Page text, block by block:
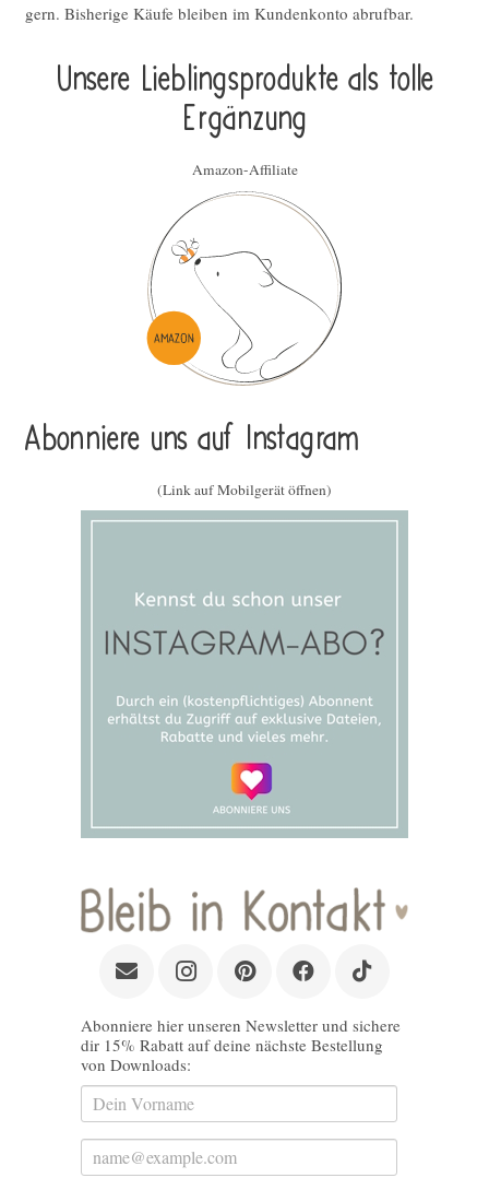
gern. Bisherige Käufe bleiben im Kundenkonto abrufbar.
Unsere Lieblings­pro­duk­te als tolle
Ergän­zung
Amazon-Affiliate
Abonniere uns auf Instagram
(Link auf Mobilgerät öffnen)
Abonniere hier unseren Newsletter und sichere
dir 15% Rabatt auf deine nächste Bestellung
von Downloads: